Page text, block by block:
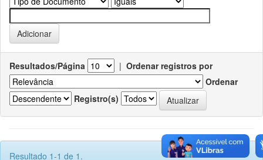
Resultados/Página | Ordenar registros por
Ordenar
Registro(s)
Resultado 1-1 de 1.